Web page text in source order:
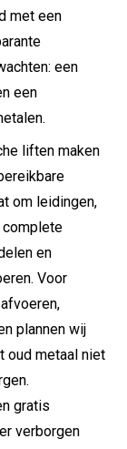
met een
een
een
liften maken
om leidingen,
complete
en
Voor
plannen wij
oud metaal niet
gratis
verborgen